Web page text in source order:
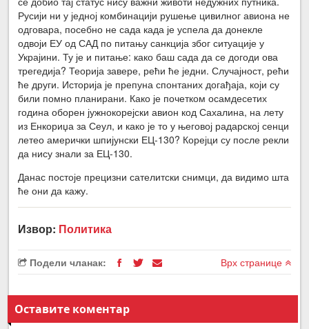
Русији ни у једној комбинацији рушење цивилног авиона не
одговара, посебно не сада када је успела да донекле
одвоји ЕУ од САД по питању санкција због ситуације у
Украјини. Ту је и питање: како баш сада да се догоди ова
трегедија? Теорија завере, рећи ће једни. Случајност, рећи
ће други. Историја је препуна спонтаних догађаја, који су
били помно планирани. Како је почетком осамдесетих
година оборен јужнокорејски авион код Сахалина, на лету
из Енкориџа за Сеул, и како је то у његовој радарској сенци
летео амерички шпијунски ЕЦ-130? Корејци су после рекли
да нису знали за ЕЦ-130.
Данас постоје прецизни сателитски снимци, да видимо шта
ће они да кажу.
Извор: Политика
Подели чланак: Врх странице
Оставите коментар